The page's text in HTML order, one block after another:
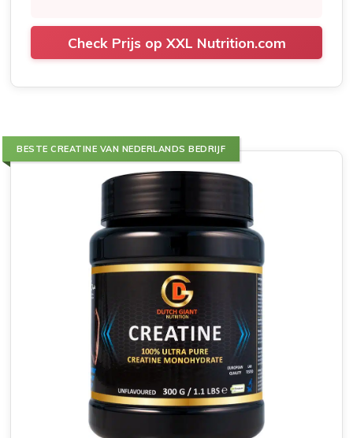
Check Prijs op XXL Nutrition.com
BESTE CREATINE VAN NEDERLANDS BEDRIJF